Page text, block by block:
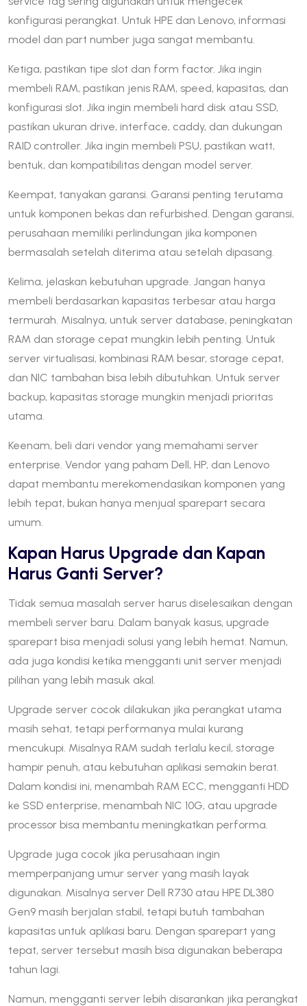
konfigurasi perangkat. Untuk HPE dan Lenovo, informasi
model dan part number juga sangat membantu.
Ketiga, pastikan tipe slot dan form factor. Jika ingin
membeli RAM, pastikan jenis RAM, speed, kapasitas, dan
konfigurasi slot. Jika ingin membeli hard disk atau SSD,
pastikan ukuran drive, interface, caddy, dan dukungan
RAID controller. Jika ingin membeli PSU, pastikan watt,
bentuk, dan kompatibilitas dengan model server.
Keempat, tanyakan garansi. Garansi penting terutama
untuk komponen bekas dan refurbished. Dengan garansi,
perusahaan memiliki perlindungan jika komponen
bermasalah setelah diterima atau setelah dipasang.
Kelima, jelaskan kebutuhan upgrade. Jangan hanya
membeli berdasarkan kapasitas terbesar atau harga
termurah. Misalnya, untuk server database, peningkatan
RAM dan storage cepat mungkin lebih penting. Untuk
server virtualisasi, kombinasi RAM besar, storage cepat,
dan NIC tambahan bisa lebih dibutuhkan. Untuk server
backup, kapasitas storage mungkin menjadi prioritas
utama.
Keenam, beli dari vendor yang memahami server
enterprise. Vendor yang paham Dell, HP, dan Lenovo
dapat membantu merekomendasikan komponen yang
lebih tepat, bukan hanya menjual sparepart secara
umum.
Kapan Harus Upgrade dan Kapan
Harus Ganti Server?
Tidak semua masalah server harus diselesaikan dengan
membeli server baru. Dalam banyak kasus, upgrade
sparepart bisa menjadi solusi yang lebih hemat. Namun,
ada juga kondisi ketika mengganti unit server menjadi
pilihan yang lebih masuk akal.
Upgrade server cocok dilakukan jika perangkat utama
masih sehat, tetapi performanya mulai kurang
mencukupi. Misalnya RAM sudah terlalu kecil, storage
hampir penuh, atau kebutuhan aplikasi semakin berat.
Dalam kondisi ini, menambah RAM ECC, mengganti HDD
ke SSD enterprise, menambah NIC 10G, atau upgrade
processor bisa membantu meningkatkan performa.
Upgrade juga cocok jika perusahaan ingin
memperpanjang umur server yang masih layak
digunakan. Misalnya server Dell R730 atau HPE DL380
Gen9 masih berjalan stabil, tetapi butuh tambahan
kapasitas untuk aplikasi baru. Dengan sparepart yang
tepat, server tersebut masih bisa digunakan beberapa
tahun lagi.
Namun, mengganti server lebih disarankan jika perangkat